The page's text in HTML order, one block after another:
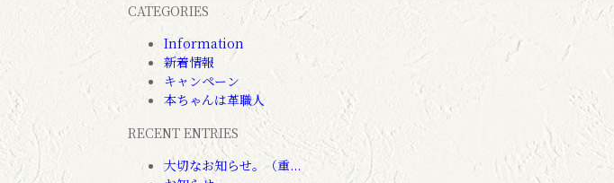
CATEGORIES
Information
新着情報
キャンペーン
本ちゃんは革職人
RECENT ENTRIES
大切なお知らせ。（重...